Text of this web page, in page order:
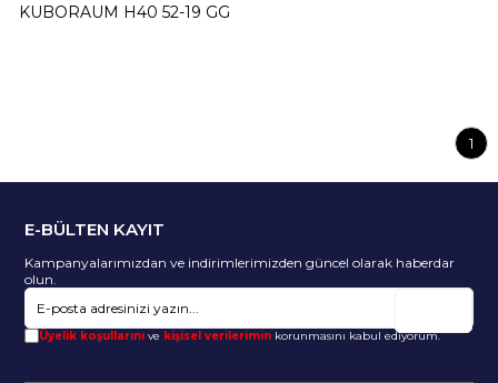
KUBORAUM H40 52-19 GG
1
E-BÜLTEN KAYIT
Kampanyalarımızdan ve indirimlerimizden güncel olarak haberdar
olun.
Üyelik koşullarını ve kişisel verilerimin korunmasını kabul ediyorum.